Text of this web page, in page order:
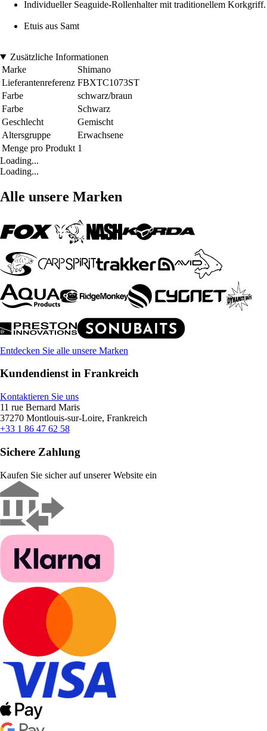
Individueller Seaguide-Rollenhalter mit traditionellem Korkgriff.
Etuis aus Samt
Zusätzliche Informationen
Marke
Shimano
Lieferantenreferenz FBXTC1073ST
Farbe
schwarz/braun
Farbe
Schwarz
Geschlecht
Gemischt
Altersgruppe
Erwachsene
Menge pro Produkt 1
Loading...
Loading...
Alle unsere Marken
Entdecken Sie alle unsere Marken
Kundendienst in Frankreich
Kontaktieren Sie uns
11 rue Bernard Maris
37270 Montlouis-sur-Loire, Frankreich
+33 1 86 47 62 58
Sichere Zahlung
Kaufen Sie sicher auf unserer Website ein